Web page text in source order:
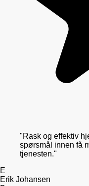
"Rask og effektiv
spørsmål innen få
tjenesten."
E
Erik Johansen